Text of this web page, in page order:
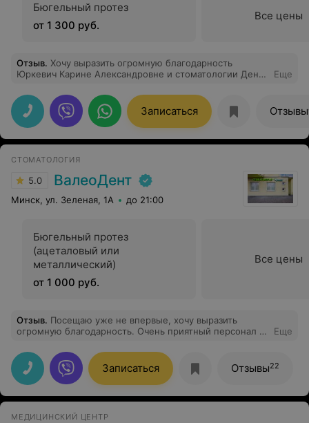
Бюгельный протез
от 1 300 руб.
Все цены
Отзыв. Хочу выразить огромную благодарность
Юркевич Карине Александровне и стоматологии Дента
невероятный стресс. Все клиники, куда я попадала
раньше лечили меня без анестезии. Говорили, что
кариес небольшой и будет не больно. Я очень долго
не могла найти специалистов, которые будут делать
работу качественно и безболезненно. Дента Смайл
доверю только им. Доктор Карина Александровна -
молодой специалист, но очень квалифицированный.
Лечение было комфортным, безболезненным и
довольно быстрым. Когда я хотела посмотреть на
пломбу, еле отличила ее от зуба. Сделано очень
Еще
Записаться Отзывы
СТОМАТОЛОГИЯ
5.0 ВалеоДент
Минск, ул. Зеленая, 1А до 21:00
Бюгельный протез
(ацеталовый или
металлический)
от 1 000 руб.
Все цены
Отзыв. Посещаю уже не впервые, хочу выразить
огромную благодарность. Очень приятный персонал и
Еще
Записаться Отзывы22
МЕДИЦИНСКИЙ ЦЕНТР